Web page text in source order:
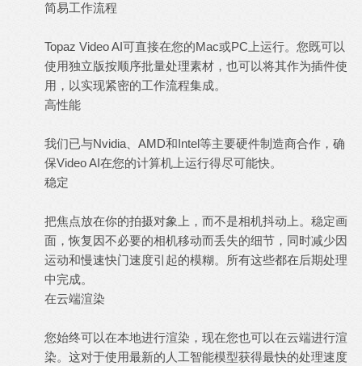
简易工作流程
Topaz Video AI可直接在您的Mac或PC上运行。您既可以
使用独立版按顺序批量处理素材，也可以将其作为插件使
用，以实现紧密的工作流程集成。
高性能
我们已与Nvidia、AMD和Intel等主要硬件制造商合作，确
保Video AI在您的计算机上运行得尽可能快。
稳定
把焦点放在你的拍摄对象上，而不是相机抖动上。稳定画
面，恢复因不必要的相机移动而丢失的细节，同时减少因
运动和慢速快门速度引起的模糊。所有这些都在后期处理
中完成。
在云端渲染
您始终可以在本地进行渲染，现在您也可以在云端进行渲
染。这对于使用最新的人工智能模型获得最快的处理速度